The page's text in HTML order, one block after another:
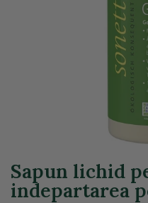
Sapun lichid
indepartarea